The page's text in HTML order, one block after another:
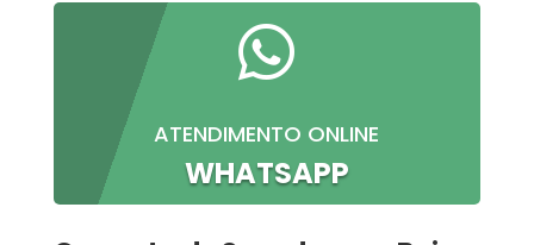

ATENDIMENTO ONLINE
WHATSAPP